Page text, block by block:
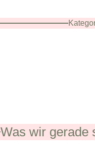
Was wir gerade